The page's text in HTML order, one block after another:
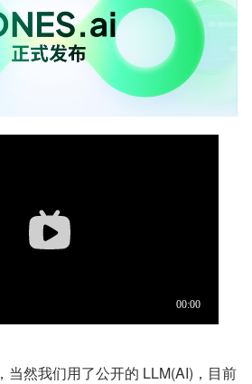
当然我们用了公开的 LLM(AI)，目前